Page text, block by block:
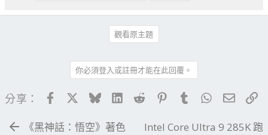
觀看原主題
你必須登入或註冊才能在此回覆。
分享： FacebookBlueskyLinkedIn
Reddit PinterestTumblrWhatsApp
電子
《黑神話：悟空》著色
Intel Core Ultra 9 285K 跑